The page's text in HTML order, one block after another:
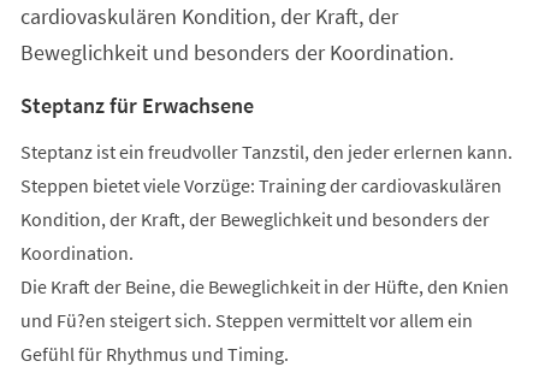
cardiovaskulären Kondition, der Kraft, der
Beweglichkeit und besonders der Koordination.
Steptanz für Erwachsene
Steptanz ist ein freudvoller Tanzstil, den jeder erlernen kann.
Steppen bietet viele Vorzüge: Training der cardiovaskulären
Kondition, der Kraft, der Beweglichkeit und besonders der
Koordination.
Die Kraft der Beine, die Beweglichkeit in der Hüfte, den Knien
und Fü?en steigert sich. Steppen vermittelt vor allem ein
Gefühl für Rhythmus und Timing.